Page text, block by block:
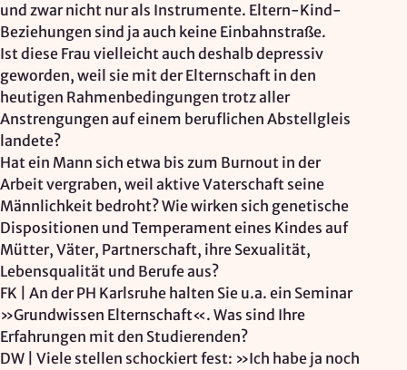
und zwar nicht nur als Instrumente. Eltern-Kind-
Beziehungen sind ja auch keine Einbahnstraße.
Ist diese Frau vielleicht auch deshalb depressiv
geworden, weil sie mit der Elternschaft in den
heutigen Rahmenbedingungen trotz aller
Anstrengungen auf einem beruflichen Abstellgleis
landete?
Hat ein Mann sich etwa bis zum Burnout in der
Arbeit vergraben, weil aktive Vaterschaft seine
Männlichkeit bedroht? Wie wirken sich genetische
Dispositionen und Temperament eines Kindes auf
Mütter, Väter, Partnerschaft, ihre Sexualität,
Lebensqualität und Berufe aus?
FK | An der PH Karlsruhe halten Sie u.a. ein Seminar
»Grundwissen Elternschaft«. Was sind Ihre
Erfahrungen mit den Studierenden?
DW | Viele stellen schockiert fest: »Ich habe ja noch